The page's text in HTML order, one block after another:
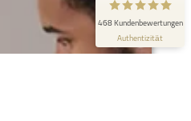
468 Kundenbewertungen
Authentizität
Blick aufs ProvenExpert-Profil werfen
3.8.2026